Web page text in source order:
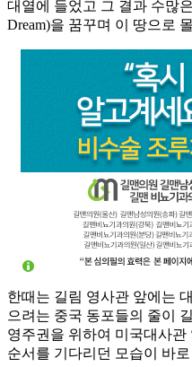
대열에 들었고 그 결과 수많
Dream)을 꿈꾸며 이 땅으로
한때는 길림 영사관 앞에는
으려는 중국 동포들의 줄이
영주권을 위하여 미국대사관
순서를 기다리던 모습이 바